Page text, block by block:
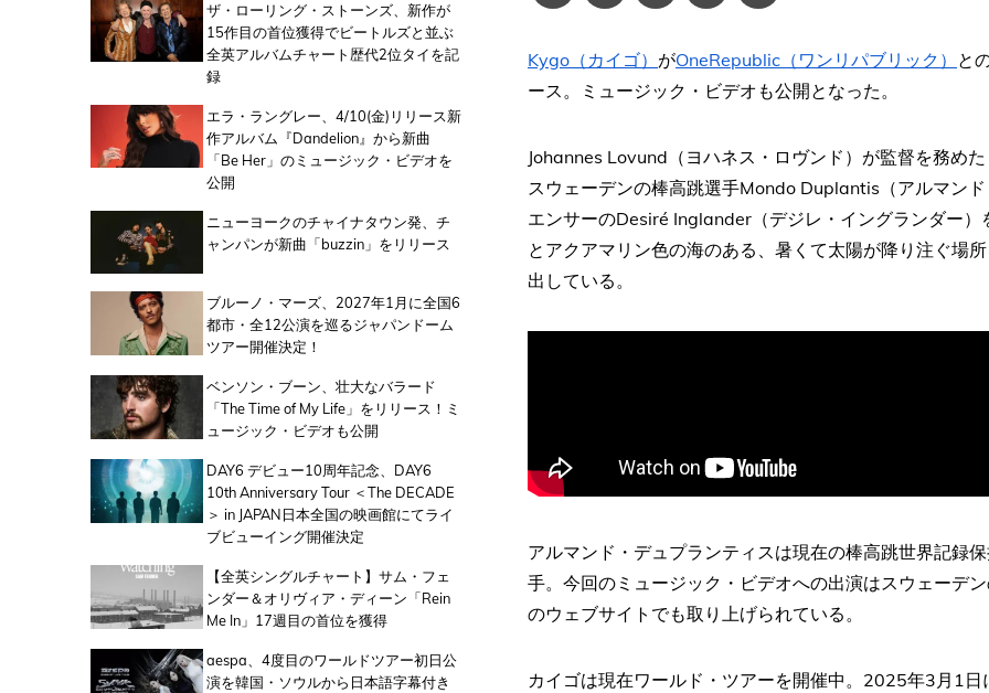
Kygo（カイゴ） がOneRepublic（ワンリパブリック） と
ース。ミュージック・ビデオも公開となった。
Johannes Lovund（ヨハネス・ロヴンド）が監督を務め
スウェーデンの棒高跳選手Mondo Duplantis（アルマン
エンサーのDesiré Inglander（デジレ・イングランダー
とアクアマリン色の海のある、暑くて太陽が降り注ぐ場
出している。
アルマンド・デュプランティスは現在の棒高跳世界記録
手。今回のミュージック・ビデオへの出演はスウェーデ
のウェブサイトでも取り上げられている。
カイゴは現在ワールド・ツアーを開催中。2025年3月1
ザ・ローリング・ストーンズ、新作が
15作目の首位獲得でビートルズと並ぶ
全英アルバムチャート歴代2位タイを記
録
エラ・ラングレー、4/10(金)リリース新
作アルバム『Dandelion』から新曲
「Be Her」のミュージック・ビデオを
公開
ニューヨークのチャイナタウン発、チ
ャンパンが新曲「buzzin」をリリース
ブルーノ・マーズ、2027年1月に全国6
都市・全12公演を巡るジャパンドーム
ツアー開催決定！
ベンソン・ブーン、壮大なバラード
「The Time of My Life」をリリース！ミ
ュージック・ビデオも公開
DAY6 デビュー10周年記念、DAY6
10th Anniversary Tour ＜The DECADE
＞ in JAPAN日本全国の映画館にてライ
ブビューイング開催決定
【全英シングルチャート】サム・フェ
ンダー＆オリヴィア・ディーン「Rein
Me In」17週目の首位を獲得
aespa、4度目のワールドツアー初日公
演を韓国・ソウルから日本語字幕付き